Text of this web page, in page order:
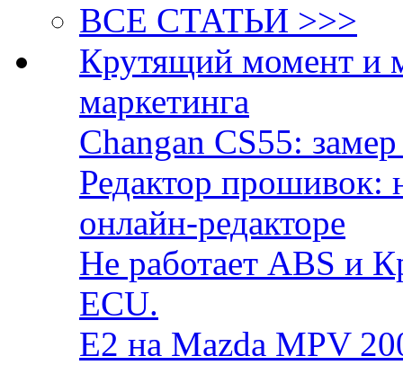
ВСЕ СТАТЬИ >>>
Крутящий момент и
маркетинга
Changan CS55:
Редактор прошивок:
онлайн-редакторе
Не работает ABS и
ECU.
E2 на Mazda MPV